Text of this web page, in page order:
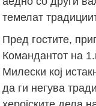
темелат
Пред гостите,
Командантот на
Милески кој
да ги негува